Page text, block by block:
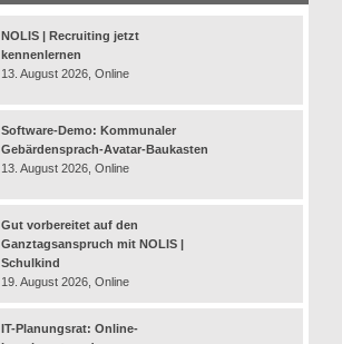
NOLIS | Recruiting jetzt
kennenlernen
13. August 2026, Online
Software-Demo: Kommunaler
Gebärdensprach-Avatar-Baukasten
13. August 2026, Online
Gut vorbereitet auf den
Ganztagsanspruch mit NOLIS |
Schulkind
19. August 2026, Online
IT-Planungsrat: Online-